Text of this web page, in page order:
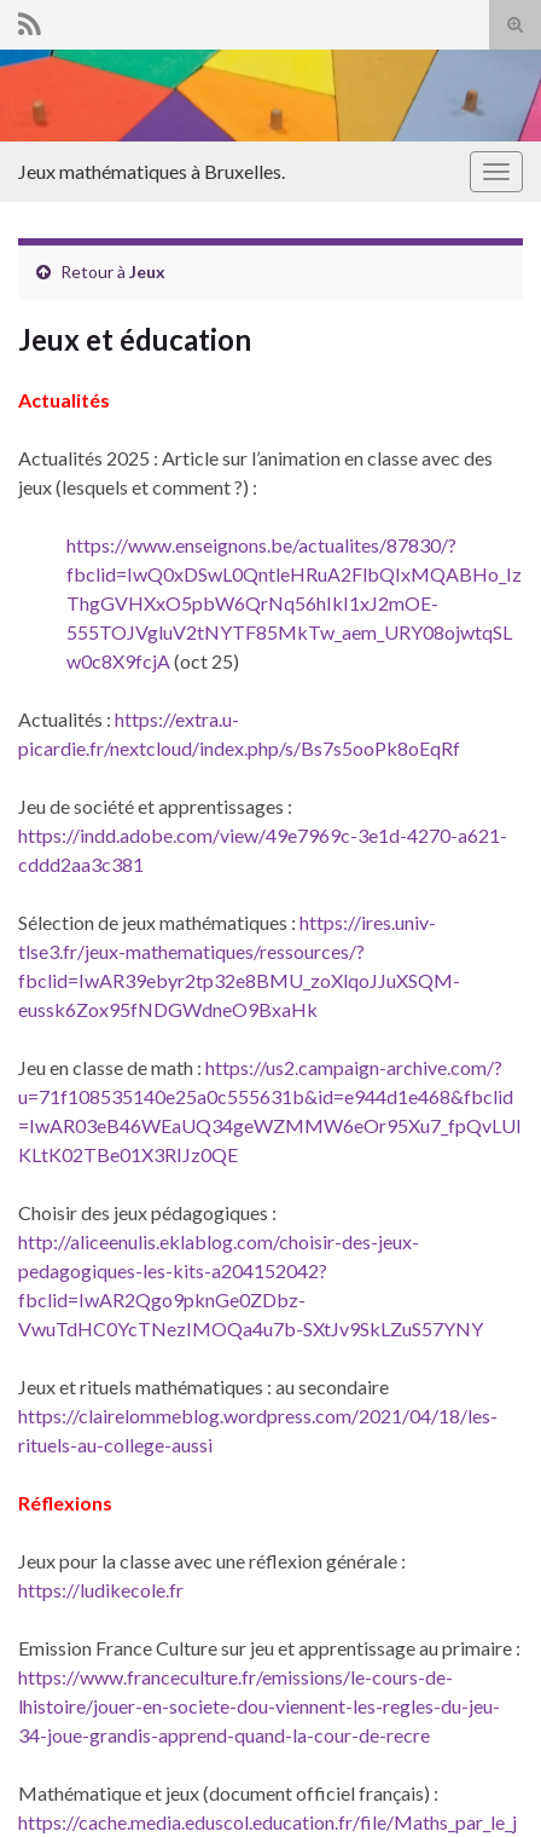
Search for:
Jeux mathématiques à Bruxelles.
Retour à Jeux
Jeux et éducation
Actualités
Actualités 2025 : Article sur l’animation en classe avec des
jeux (lesquels et comment ?) :
https://www.enseignons.be/actualites/87830/?
fbclid=IwQ0xDSwL0QntleHRuA2FlbQIxMQABHo_Iz
ThgGVHXxO5pbW6QrNq56hIkI1xJ2mOE-
555TOJVgluV2tNYTF85MkTw_aem_URY08ojwtqSL
w0c8X9fcjA(oct 25)
Actualités : https://extra.u-
picardie.fr/nextcloud/index.php/s/Bs7s5ooPk8oEqRf
Jeu de société et apprentissages :
https://indd.adobe.com/view/49e7969c-3e1d-4270-a621-
cddd2aa3c381
Sélection de jeux mathématiques : https://ires.univ-
tlse3.fr/jeux-mathematiques/ressources/?
fbclid=IwAR39ebyr2tp32e8BMU_zoXlqoJJuXSQM-
eussk6Zox95fNDGWdneO9BxaHk
Jeu en classe de math : https://us2.campaign-archive.com/?
u=71f108535140e25a0c555631b&id=e944d1e468&fbclid
=IwAR03eB46WEaUQ34geWZMMW6eOr95Xu7_fpQvLUI
KLtK02TBe01X3RIJz0QE
Choisir des jeux pédagogiques :
http://aliceenulis.eklablog.com/choisir-des-jeux-
pedagogiques-les-kits-a204152042?
fbclid=IwAR2Qgo9pknGe0ZDbz-
VwuTdHC0YcTNezIMOQa4u7b-SXtJv9SkLZuS57YNY
Jeux et rituels mathématiques : au secondaire
https://clairelommeblog.wordpress.com/2021/04/18/les-
rituels-au-college-aussi
Réflexions
Jeux pour la classe avec une réflexion générale :
https://ludikecole.fr
Emission France Culture sur jeu et apprentissage au primaire :
https://www.franceculture.fr/emissions/le-cours-de-
lhistoire/jouer-en-societe-dou-viennent-les-regles-du-jeu-
34-joue-grandis-apprend-quand-la-cour-de-recre
Mathématique et jeux (document officiel français) :
https://cache.media.eduscol.education.fr/file/Maths_par_le_j